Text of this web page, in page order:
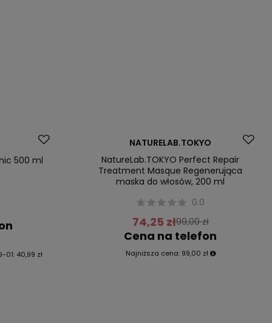
500 ml
01: 40,99 zł
NATURELAB.TOKYO
NatureLab.TOKYO Perfect Repair
Treatment Masque Regenerująca
maska do włosów, 200 ml
0.0
74,25 zł99,00 zł
Cena na telefon
Najniższa cena: 99,00 zł